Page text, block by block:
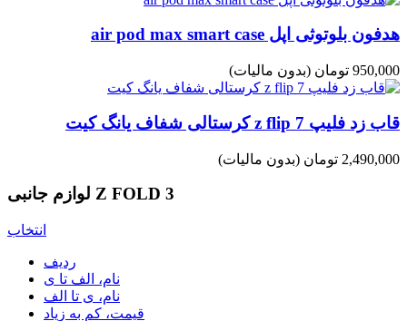
هدفون بلوتوثی اپل air pod max smart case
950,000 تومان (بدون مالیات)
قاب زد فلیپ z flip 7 کرستالی شفاف یانگ کیت
2,490,000 تومان (بدون مالیات)
لوازم جانبی Z FOLD 3
انتخاب
ردیف
نام، الف تا ی
نام، ی تا الف
قیمت، کم به زیاد